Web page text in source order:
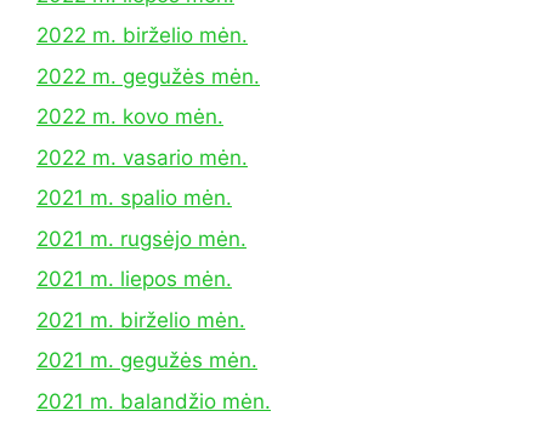
2022 m. birželio mėn.
2022 m. gegužės mėn.
2022 m. kovo mėn.
2022 m. vasario mėn.
2021 m. spalio mėn.
2021 m. rugsėjo mėn.
2021 m. liepos mėn.
2021 m. birželio mėn.
2021 m. gegužės mėn.
2021 m. balandžio mėn.